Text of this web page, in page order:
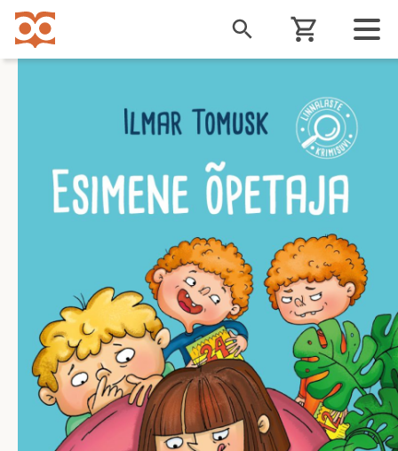
Liigu
edasi
põhisisu
juurde